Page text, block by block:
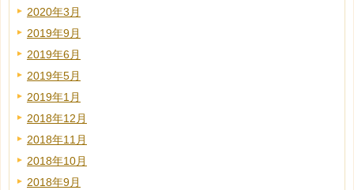
2020年3月
2019年9月
2019年6月
2019年5月
2019年1月
2018年12月
2018年11月
2018年10月
2018年9月